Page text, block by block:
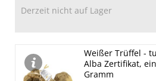
Derzeit nicht auf Lager
Weißer Trüffel -
Alba Zertifikat,
Gramm